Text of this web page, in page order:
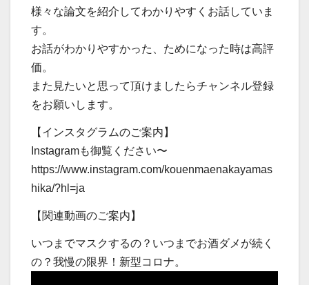
様々な論文を紹介してわかりやすくお話していま
す。
お話がわかりやすかった、ためになった時は高評
価。
また見たいと思って頂けましたらチャンネル登録
をお願いします。
【インスタグラムのご案内】
Instagramも御覧ください〜
https://www.instagram.com/kouenmaenakayamas
hika/?hl=ja
【関連動画のご案内】
いつまでマスクするの？いつまでお酒ダメが続く
の？我慢の限界！新型コロナ。